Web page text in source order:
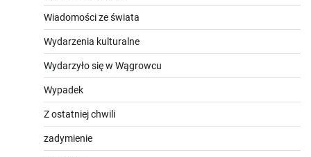
Wiadomości ze świata
Wydarzenia kulturalne
Wydarzyło się w Wągrowcu
Wypadek
Z ostatniej chwili
zadymienie